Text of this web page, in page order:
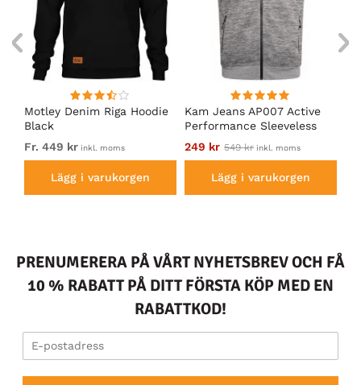
Motley Denim Riga Hoodie
Black
Fr. 449 kr inkl. moms
Lägg i varukorgen
Kam Jeans AP007 Active
Performance Sleeveless
Hoodie Grey
249 kr 549 kr inkl. moms
Lägg i varukorgen
PRENUMERERA PÅ VÅRT NYHETSBREV OCH FÅ
10 % RABATT PÅ DITT FÖRSTA KÖP MED EN
RABATTKOD!